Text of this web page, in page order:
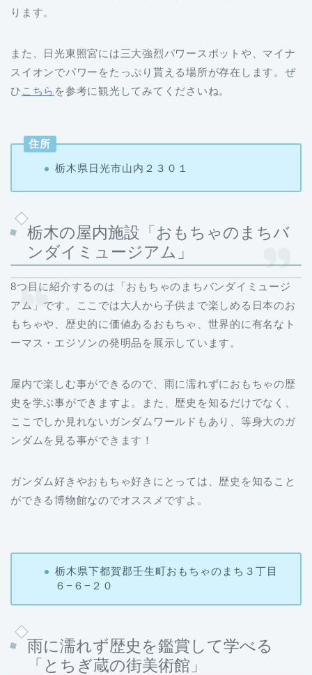
ります。
また、日光東照宮には三大強烈パワースポットや、マイナ
スイオンでパワーをたっぷり貰える場所が存在します。ぜ
ひ こちら を参考に観光してみてくださいね。
住所
栃木県日光市山内２３０１
栃木の屋内施設「おもちゃのまちバ
ンダイミュージアム」
8つ目に紹介するのは「おもちゃのまちバンダイミュージ
アム」です。ここでは大人から子供まで楽しめる日本のお
もちゃや、歴史的に価値あるおもちゃ、世界的に有名なト
ーマス・エジソンの発明品を展示しています。
屋内で楽しむ事ができるので、雨に濡れずにおもちゃの歴
史を学ぶ事ができますよ。また、歴史を知るだけでなく、
ここでしか見れないガンダムワールドもあり、等身大のガ
ンダムを見る事ができます！
ガンダム好きやおもちゃ好きにとっては、歴史を知ること
ができる博物館なのでオススメですよ。
栃木県下都賀郡壬生町おもちゃのまち３丁目
６−６−２０
雨に濡れず歴史を鑑賞して学べる
「とちぎ蔵の街美術館」